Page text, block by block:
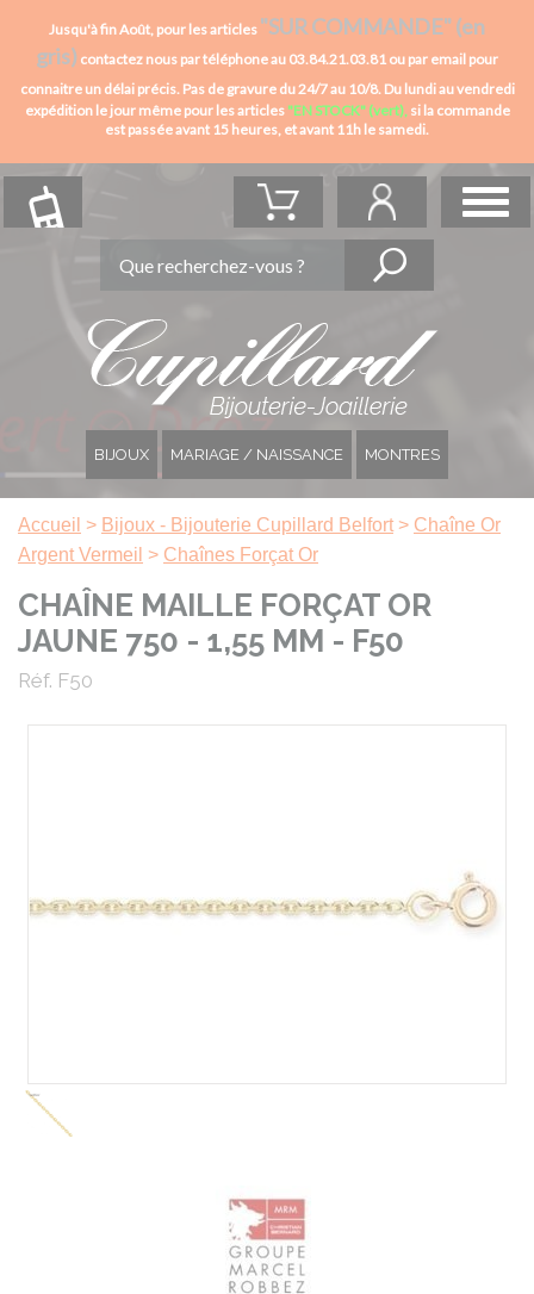
Jusqu'à fin Août, pour les articles "SUR COMMANDE" (en
gris) contactez nous par téléphone au 03.84.21.03.81 ou par email pour
connaitre un délai précis. Pas de gravure du 24/7 au 10/8. Du lundi au vendredi
expédition le jour même pour les articles "EN STOCK" (vert), si la commande
est passée avant 15 heures, et avant 11h le samedi.
BIJOUX MARIAGE / NAISSANCE MONTRES
Accueil > Bijoux - Bijouterie Cupillard Belfort > Chaîne Or
Argent Vermeil > Chaînes Forçat Or
CHAÎNE MAILLE FORÇAT OR
JAUNE 750 - 1,55 MM - F50
Réf. F50